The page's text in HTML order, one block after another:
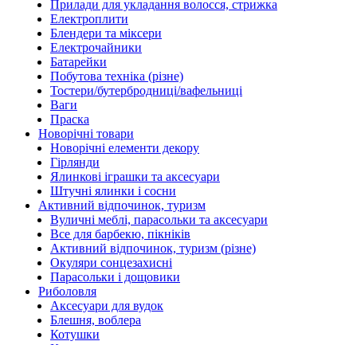
Прилади для укладання волосся, стрижка
Електроплити
Блендери та міксери
Електрочайники
Батарейки
Побутова техніка (різне)
Тостери/бутербродниці/вафельниці
Ваги
Праска
Новорічні товари
Новорічні елементи декору
Гірлянди
Ялинкові іграшки та аксесуари
Штучні ялинки і сосни
Активний відпочинок, туризм
Вуличні меблі, парасольки та аксесуари
Все для барбекю, пікніків
Активний відпочинок, туризм (різне)
Окуляри сонцезахисні
Парасольки і дощовики
Риболовля
Аксесуари для вудок
Блешня, воблера
Котушки